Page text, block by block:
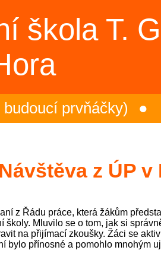
škola T.
prvňáčky)
akce)
(3.C)
den (5.B)
Návštěva z ÚP
z Řádu práce, která žákům
školy. Mluvilo se o tom, jak si
na přijímací zkoušky. Žáci se
bylo přínosné a pomohlo mnohým